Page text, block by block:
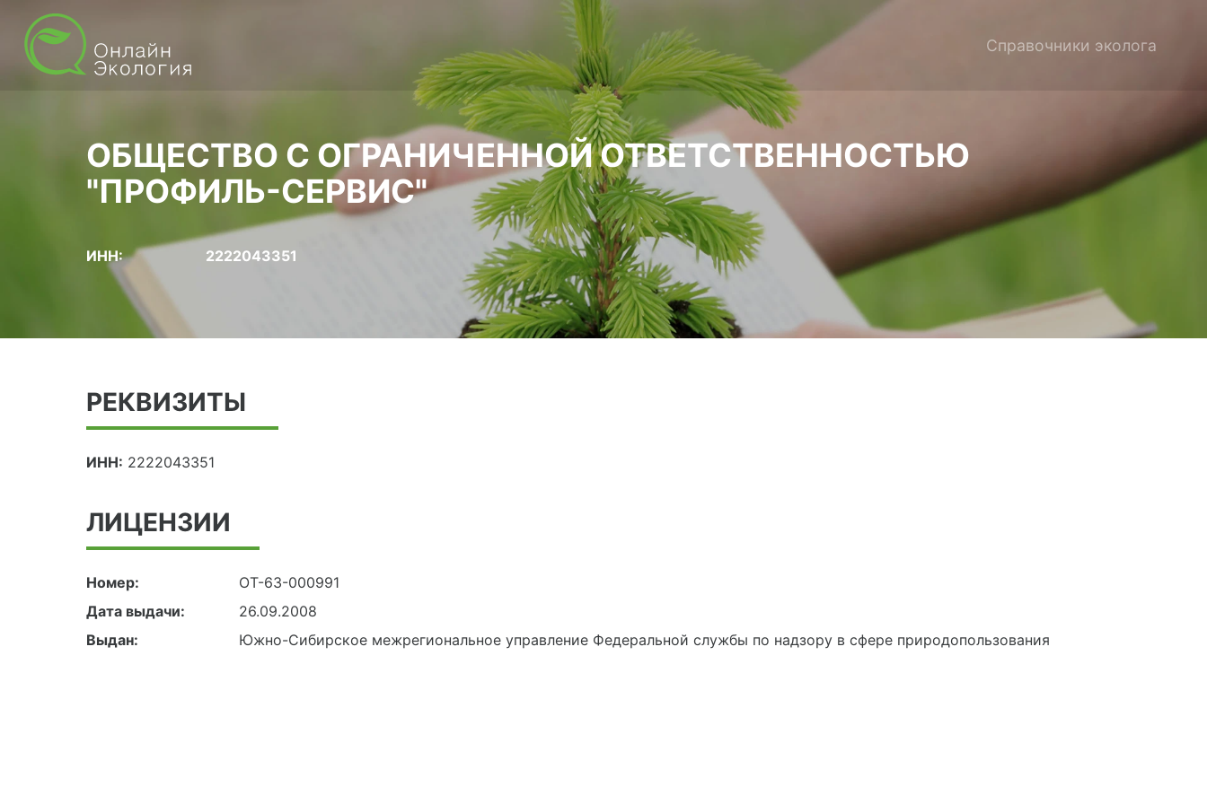
Справочники эколога
ОБЩЕСТВО С ОГРАНИЧЕННОЙ ОТВЕТСТВЕННОСТЬЮ
"ПРОФИЛЬ-СЕРВИС"
ИНН: 2222043351
РЕКВИЗИТЫ
ИНН: 2222043351
ЛИЦЕНЗИИ
Номер:
ОТ-63-000991
Дата выдачи:
26.09.2008
Выдан:
Южно-Сибирское межрегиональное управление Федеральной службы по надзору в сфере природопользования